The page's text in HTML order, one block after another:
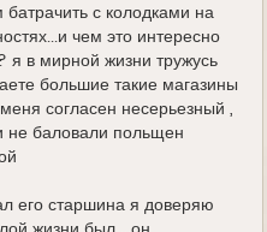
с колодками на
чем это интересно
я в мирной жизни тружусь
большие такие магазины
согласен несерьезный ,
не баловали польщен
его старшина я доверяю